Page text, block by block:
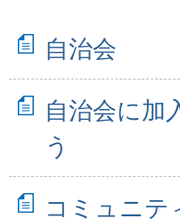
自治会
自治会に加
う
コミュニテ